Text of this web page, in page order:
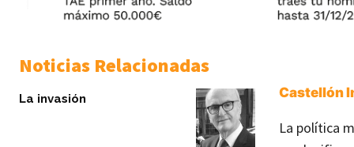
Noticias Relacionadas
La invasión Castellón
La política